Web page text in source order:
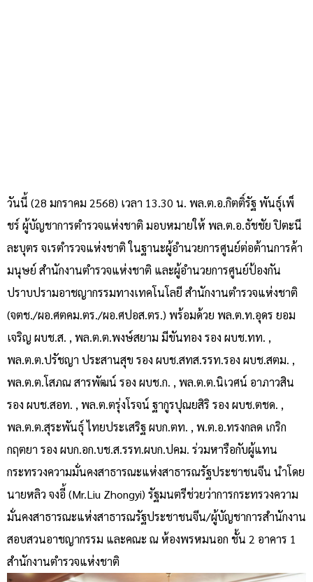
วันนี้ (28 มกราคม 2568) เวลา 13.30 น. พล.ต.อ.กิตติ์รัฐ พันธุ์เพ็
ชร์ ผู้บัญชาการตำรวจแห่งชาติ มอบหมายให้ พล.ต.อ.ธัชชัย ปิตะนี
ละบุตร จเรตำรวจแห่งชาติ ในฐานะผู้อำนวยการศูนย์ต่อต้านการค้า
มนุษย์ สำนักงานตำรวจแห่งชาติ และผู้อำนวยการศูนย์ป้องกัน
ปราบปรามอาชญากรรมทางเทคโนโลยี สำนักงานตำรวจแห่งชาติ
(จตช./ผอ.ศตคม.ตร./ผอ.ศปอส.ตร.) พร้อมด้วย พล.ต.ท.อุดร ยอม
เจริญ ผบช.ส. , พล.ต.ต.พงษ์สยาม มีขันทอง รอง ผบช.ทท. ,
พล.ต.ต.ปรัชญา ประสานสุข รอง ผบช.สทส.รรท.รอง ผบช.สตม. ,
พล.ต.ต.โสภณ สารพัฒน์ รอง ผบช.ก. , พล.ต.ต.นิเวศน์ อาภาวสิน
รอง ผบช.สอท. , พล.ต.ตรุ่งโรจน์ ฐากูรปุณยสิริ รอง ผบช.ตชด. ,
พล.ต.ต.สุระพันธุ์ ไทยประเสริฐ ผบก.ตท. , พ.ต.อ.ทรงกลด เกริก
กฤตยา รอง ผบก.อก.บช.ส.รรท.ผบก.ปคม. ร่วมหารือกับผู้แทน
กระทรวงความมั่นคงสาธารณะแห่งสาธารณรัฐประชาชนจีน นำโดย
นายหลิว จงอี้ (Mr.Liu Zhongyi) รัฐมนตรีช่วยว่าการกระทรวงความ
มั่นคงสาธารณะแห่งสาธารณรัฐประชาชนจีน/ผู้บัญชาการสำนักงาน
สอบสวนอาชญากรรม และคณะ ณ ห้องพรหมนอก ชั้น 2 อาคาร 1
สำนักงานตำรวจแห่งชาติ